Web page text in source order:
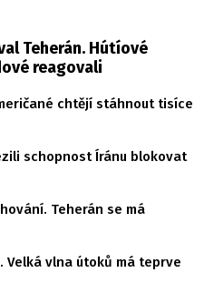
Teherán. Hútíové
reagovali
chtějí stáhnout tisíce
schopnost Íránu blokovat
Teherán se má
Velká vlna útoků má teprve